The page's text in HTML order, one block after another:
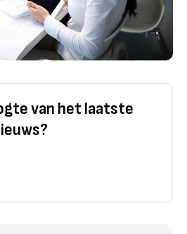
van het laatste